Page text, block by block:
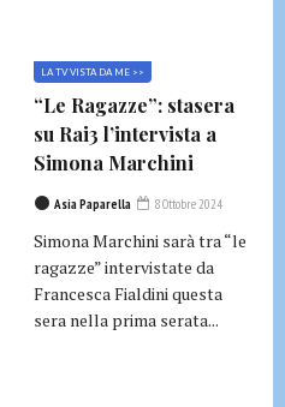
LA TV VISTA DA ME >>
“Le Ragazze”: stasera
su Rai3 l’intervista a
Simona Marchini
Asia Paparella 8 Ottobre 2024
Simona Marchini sarà tra “le
ragazze” intervistate da
Francesca Fialdini questa
sera nella prima serata...